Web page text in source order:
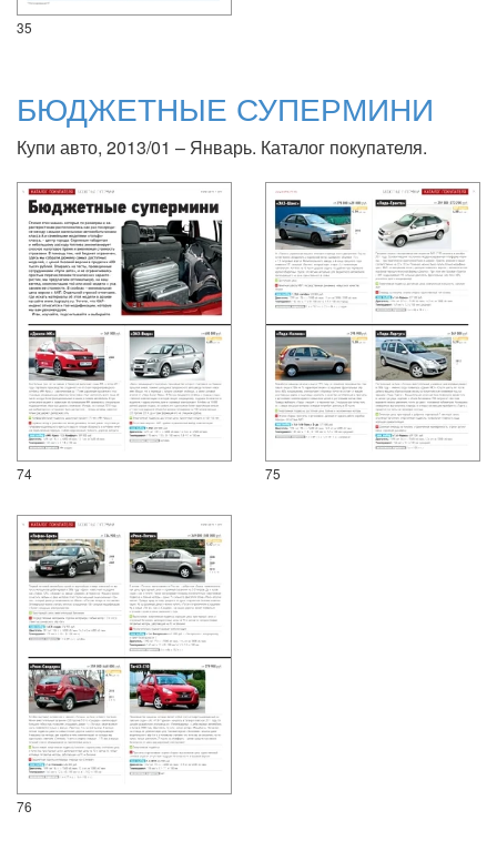
35
БЮДЖЕТНЫЕ СУПЕРМИНИ
Купи авто, 2013/01 – Январь. Каталог покупателя.
74 75
76